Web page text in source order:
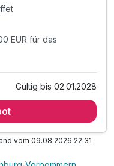
EUR für das
EUR für das
Gültig bis 02.01.2028
vom 09.08.2026 22:31